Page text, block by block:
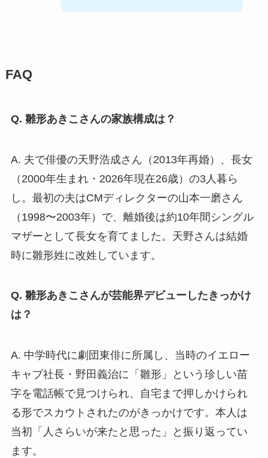
FAQ
Q. 雛形あきこさんの家族構成は？
A. 夫で俳優の天野浩成さん（2013年再婚）、長女
（2000年生まれ・2026年現在26歳）の3人暮ら
し。最初の夫はCMディレクターの山本一磨さん
（1998〜2003年）で、離婚後は約10年間シングル
マザーとして長女を育てました。天野さんは結婚
時に雛形姓に改姓しています。
Q. 雛形あきこさんが芸能界デビューしたきっかけ
は？
A. 中学時代に劇団東俳に所属し、当時のイエロー
キャブ社長・野田義治に「雛形」という珍しい苗
字を電話帳で見つけられ、自宅まで押しかけられ
る形でスカウトされたのがきっかけです。本人は
当初「人さらいが来たと思った」と振り返ってい
ます。